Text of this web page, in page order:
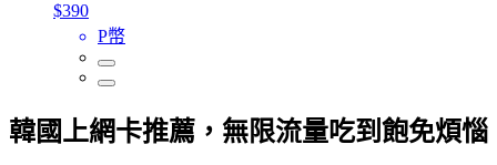
$390
P幣
韓國上網卡推薦，無限流量吃到飽免煩惱